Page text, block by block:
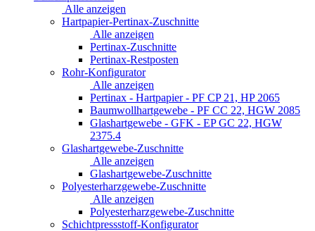
Alle anzeigen
Hartpapier-Pertinax-Zuschnitte
Alle anzeigen
Pertinax-Zuschnitte
Pertinax-Restposten
Rohr-Konfigurator
Alle anzeigen
Pertinax - Hartpapier - PF CP 21, HP 2065
Baumwollhartgewebe - PF CC 22, HGW 2085
Glashartgewebe - GFK - EP GC 22, HGW
2375.4
Glashartgewebe-Zuschnitte
Alle anzeigen
Glashartgewebe-Zuschnitte
Polyesterharzgewebe-Zuschnitte
Alle anzeigen
Polyesterharzgewebe-Zuschnitte
Schichtpressstoff-Konfigurator